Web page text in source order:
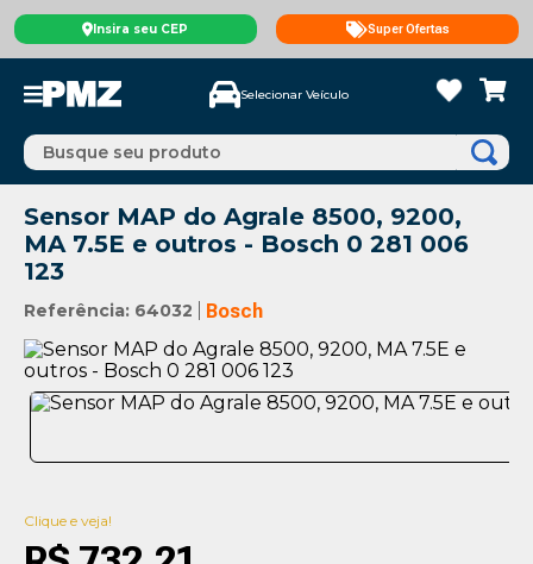
Insira seu CEP Super Ofertas
Selecionar Veículo
Busque seu produto
Sensor MAP do Agrale 8500, 9200,
MA 7.5E e outros - Bosch 0 281 006
123
Referência: 64032 Bosch
Clique e veja!